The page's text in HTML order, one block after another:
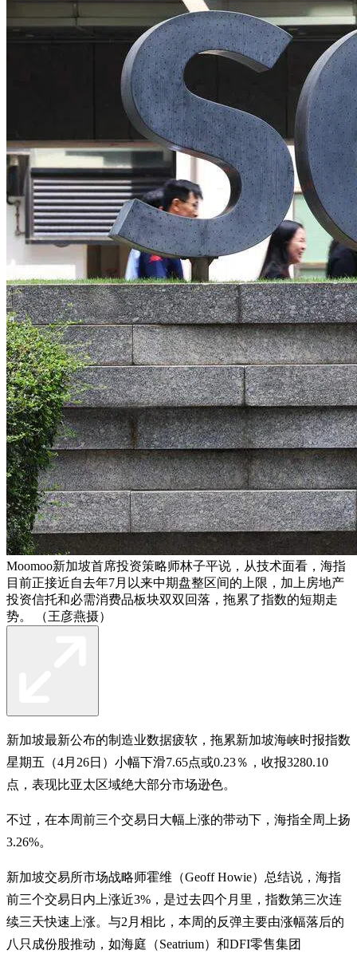
Moomoo新加坡首席投资策略师林子平说，从技术面看，海指
目前正接近自去年7月以来中期盘整区间的上限，加上房地产
投资信托和必需消费品板块双双回落，拖累了指数的短期走
势。 （王彦燕摄）
新加坡最新公布的制造业数据疲软，拖累新加坡海峡时报指数
星期五（4月26日）小幅下滑7.65点或0.23％，收报3280.10
点，表现比亚太区域绝大部分市场逊色。
不过，在本周前三个交易日大幅上涨的带动下，海指全周上扬
3.26%。
新加坡交易所市场战略师霍维（Geoff Howie）总结说，海指
前三个交易日内上涨近3%，是过去四个月里，指数第三次连
续三天快速上涨。与2月相比，本周的反弹主要由涨幅落后的
八只成份股推动，如海庭（Seatrium）和DFI零售集团